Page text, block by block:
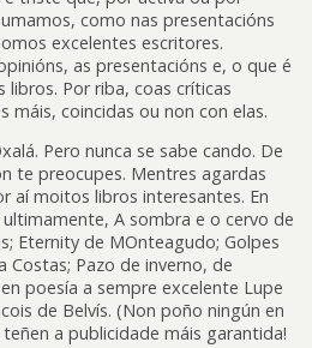
como nas presentacións
excelentes escritores.
as presentacións e, o que é
libros. Por riba, coas críticas
máis, coincidas ou non con elas.
Pero nunca se sabe cando. De
te preocupes. Mentres agardas
aí moitos libros interesantes. En
A sombra e o cervo de
Eternity de MOnteagudo; Golpes
Costas; Pazo de inverno, de
poesía a sempre excelente Lupe
de Belvís. (Non poño ningún en
a publicidade máis garantida!